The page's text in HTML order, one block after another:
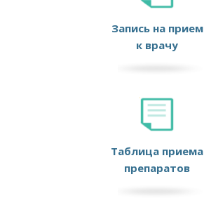
Запись на прием
к врачу
Таблица приема
препаратов